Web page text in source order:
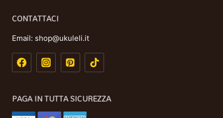
CONTATTACI
Email: shop@ukuleli.it
PAGA IN TUTTA SICUREZZA